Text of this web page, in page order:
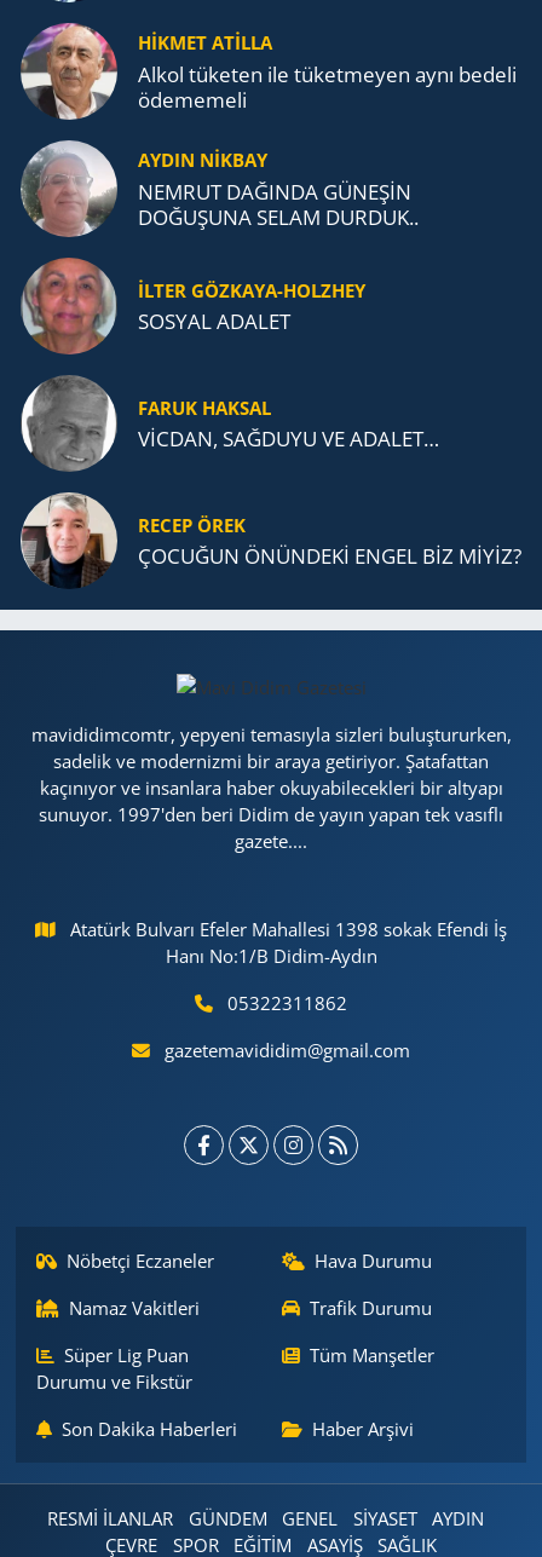
TEŞKİLATI’NA UZANAN MİRASI
HİKMET ATİLLA
Alkol tü­ke­ten ile tü­ket­me­yen aynı be­de­li
öde­me­me­li
AYDIN NİKBAY
NEMRUT DAĞINDA GÜNEŞİN
DOĞUŞUNA SELAM DURDUK..
İLTER GÖZKAYA-HOLZHEY
SOSYAL ADALET
FARUK HAKSAL
VİCDAN, SAĞ­DU­YU VE ADA­LET…
RECEP ÖREK
ÇOCUĞUN ÖNÜNDEKİ ENGEL BİZ MİYİZ?
mavididimcomtr, yepyeni temasıyla sizleri buluştururken,
sadelik ve modernizmi bir araya getiriyor. Şatafattan
kaçınıyor ve insanlara haber okuyabilecekleri bir altyapı
sunuyor. 1997'den beri Didim de yayın yapan tek vasıflı
gazete....
Atatürk Bulvarı Efeler Mahallesi 1398 sokak Efendi İş
Hanı No:1/B Didim-Aydın
05322311862
gazetemavididim@gmail.com
Nöbetçi Eczaneler
Hava Durumu
Namaz Vakitleri
Trafik Durumu
Süper Lig Puan
Durumu ve Fikstür
Tüm Manşetler
Son Dakika Haberleri Haber Arşivi
RESMİ İLANLAR GÜNDEM GENEL SİYASET
AYDIN
ÇEVRE
SPOR EĞİTİM ASAYİŞ SAĞLIK